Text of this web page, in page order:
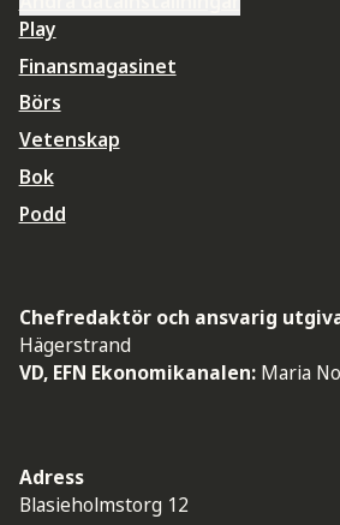
Play
Finansmagasinet
Börs
Vetenskap
Bok
Podd
Chefredaktör och ansvarig
Hägerstrand
VD, EFN Ekonomikanalen: Maria
Adress
Blasieholmstorg 12